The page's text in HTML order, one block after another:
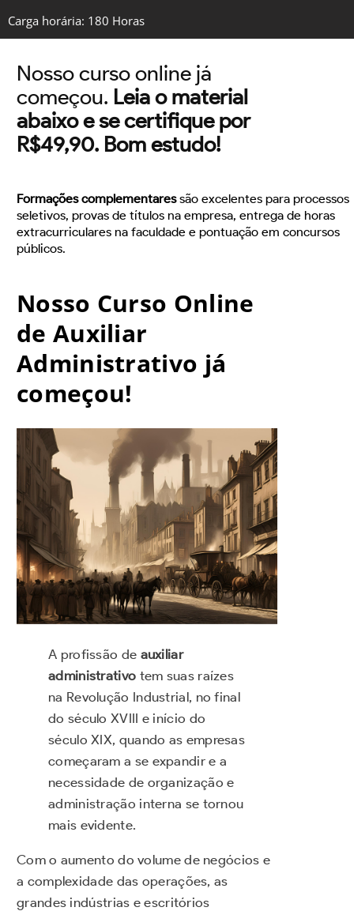
Carga horária: 180 Horas
Nosso curso online já
começou. Leia o material
abaixo e se certifique por
R$49,90. Bom estudo!
Formações complementaressão excelentes para processos
seletivos, provas de títulos na empresa, entrega de horas
extracurriculares na faculdade e pontuação em concursos
públicos.
Nosso Curso Online
de Auxiliar
Administrativo já
começou!
A profissão de auxiliar
administrativo tem suas raízes
na Revolução Industrial, no final
do século XVIII e início do
século XIX, quando as empresas
começaram a se expandir e a
necessidade de organização e
administração interna se tornou
mais evidente.
Com o aumento do volume de negócios e
a complexidade das operações, as
grandes indústrias e escritórios